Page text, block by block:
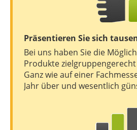
Präsentieren Sie sich
Bei uns haben Sie die
Produkte
Ganz wie auf einer
Jahr über und wesentlich